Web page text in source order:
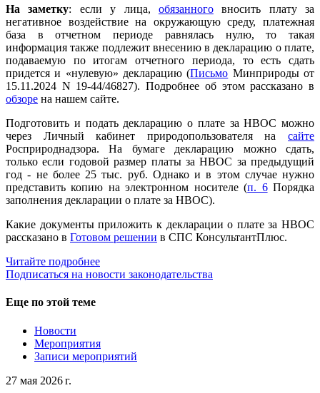
На заметку: если у лица, обязанноговносить плату за
негативное воздействие на окружающую среду, платежная
база в отчетном периоде равнялась нулю, то такая
информация также подлежит внесению в декларацию о плате,
подаваемую по итогам отчетного периода, то есть сдать
придется и «нулевую» декларацию (Письмо Минприроды от
15.11.2024 N 19-44/46827). Подробнее об этом рассказано в
обзоре на нашем сайте.
Подготовить и подать декларацию о плате за НВОС можно
через Личный кабинет природопользователя на сайте
Росприроднадзора. На бумаге декларацию можно сдать,
только если годовой размер платы за НВОС за предыдущий
год - не более 25 тыс. руб. Однако и в этом случае нужно
представить копию на электронном носителе (п. 6Порядка
заполнения декларации о плате за НВОС).
Какие документы приложить к декларации о плате за НВОС
рассказано в Готовом решении в СПС КонсультантПлюс.
Читайте подробнее
Подписаться на новости законодательства
Еще по этой теме
Новости
Мероприятия
Записи мероприятий
27 мая 2026 г.